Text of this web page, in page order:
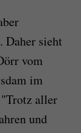
Daher sieht
vom
im
aller
und